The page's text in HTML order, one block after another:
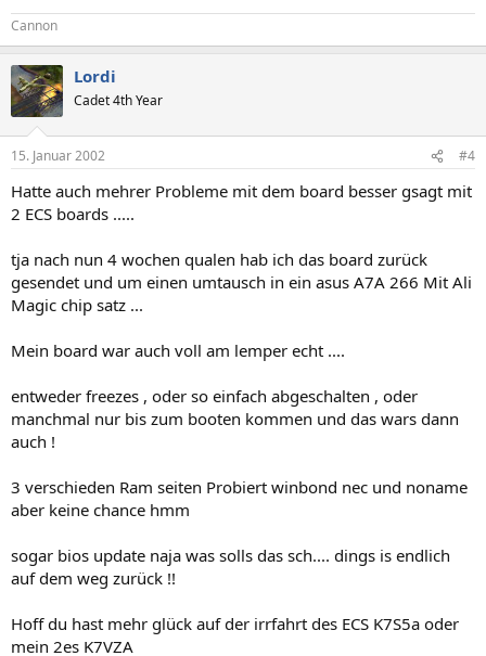
Cannon
Lordi
Cadet 4th Year
15. Januar 2002 #4
Hatte auch mehrer Probleme mit dem board besser gsagt mit
2 ECS boards .....
tja nach nun 4 wochen qualen hab ich das board zurück
gesendet und um einen umtausch in ein asus A7A 266 Mit Ali
Magic chip satz ...
Mein board war auch voll am lemper echt ....
entweder freezes , oder so einfach abgeschalten , oder
manchmal nur bis zum booten kommen und das wars dann
auch !
3 verschieden Ram seiten Probiert winbond nec und noname
aber keine chance hmm
sogar bios update naja was solls das sch.... dings is endlich
auf dem weg zurück !!
Hoff du hast mehr glück auf der irrfahrt des ECS K7S5a oder
mein 2es K7VZA